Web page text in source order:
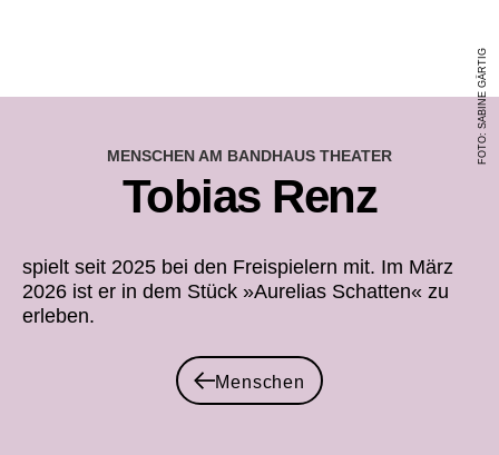
MENSCHEN AM BANDHAUS THEATER FOTO: SABINE GÄRTIG
Tobias Renz
spielt seit 2025 bei den Freispielern mit. Im März
2026 ist er in dem Stück »Aurelias Schatten« zu
erleben.
Menschen